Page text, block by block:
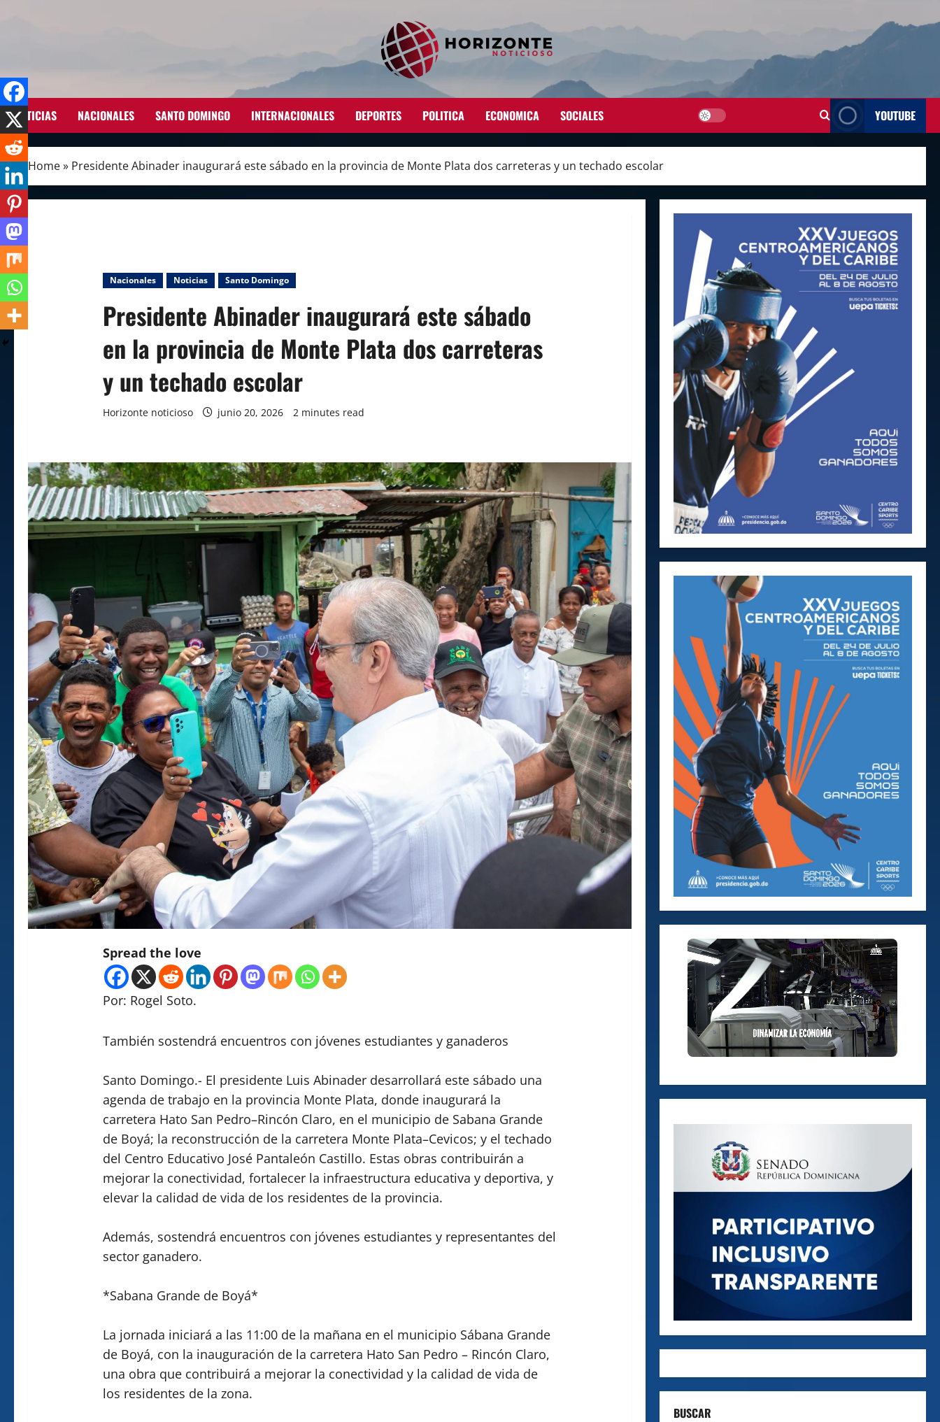
NOTICIAS NACIONALES SANTO DOMINGO INTERNACIONALES DEPORTES POLITICA ECONOMICA SOCIALES YOUTUBE
Home» Presidente Abinader inaugurará este sábado en la provincia de Monte Plata dos carreteras y un techado escolar
Nacionales Noticias Santo Domingo
Presidente Abinader inaugurará este sábado
en la provincia de Monte Plata dos carreteras
y un techado escolar
Horizonte noticioso junio 20, 2026 2 minutes read
Spread the love
Por: Rogel Soto.
También sostendrá encuentros con jóvenes estudiantes y ganaderos
Santo Domingo.- El presidente Luis Abinader desarrollará este sábado una
agenda de trabajo en la provincia Monte Plata, donde inaugurará la
carretera Hato San Pedro–Rincón Claro, en el municipio de Sabana Grande
de Boyá; la reconstrucción de la carretera Monte Plata–Cevicos; y el techado
del Centro Educativo José Pantaleón Castillo. Estas obras contribuirán a
mejorar la conectividad, fortalecer la infraestructura educativa y deportiva, y
elevar la calidad de vida de los residentes de la provincia.
Además, sostendrá encuentros con jóvenes estudiantes y representantes del
sector ganadero.
*Sabana Grande de Boyá*
La jornada iniciará a las 11:00 de la mañana en el municipio Sábana Grande
de Boyá, con la inauguración de la carretera Hato San Pedro – Rincón Claro,
una obra que contribuirá a mejorar la conectividad y la calidad de vida de
los residentes de la zona.
BUSCAR